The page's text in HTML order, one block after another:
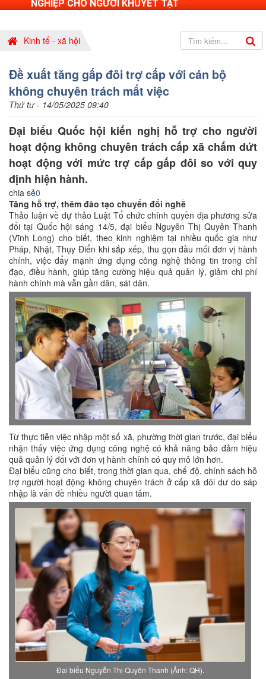
NGHIỆP CHO NGƯỜI KHUYẾT TẬT
Kinh tế - xã hội
Đề xuất tăng gấp đôi trợ cấp với cán bộ
không chuyên trách mất việc
Thứ tư - 14/05/2025 09:40
Đại biểu Quốc hội kiến nghị hỗ trợ cho người
hoạt động không chuyên trách cấp xã chấm dứt
hoạt động với mức trợ cấp gấp đôi so với quy
định hiện hành.
chia sẻ0
Tăng hỗ trợ, thêm đào tạo chuyển đổi nghề
Thảo luận về dự thảo Luật Tổ chức chính quyền địa phương sửa
đổi tại Quốc hội sáng 14/5, đại biểu Nguyễn Thị Quyên Thanh
(Vĩnh Long) cho biết, theo kinh nghiệm tại nhiều quốc gia như
Pháp, Nhật, Thụy Điển khi sắp xếp, thu gọn đầu mối đơn vị hành
chính, việc đẩy mạnh ứng dụng công nghệ thông tin trong chỉ
đạo, điều hành, giúp tăng cường hiệu quả quản lý, giảm chi phí
hành chính mà vẫn gần dân, sát dân.
Từ thực tiễn việc nhập một số xã, phường thời gian trước, đại biểu
nhận thấy việc ứng dụng công nghệ có khả năng bảo đảm hiệu
quả quản lý đối với đơn vị hành chính có quy mô lớn hơn.
Đại biểu cũng cho biết, trong thời gian qua, chế độ, chính sách hỗ
trợ người hoạt động không chuyên trách ở cấp xã dôi dư do sáp
nhập là vấn đề nhiều người quan tâm.
Đại biểu Nguyễn Thị Quyên Thanh (Ảnh: QH).